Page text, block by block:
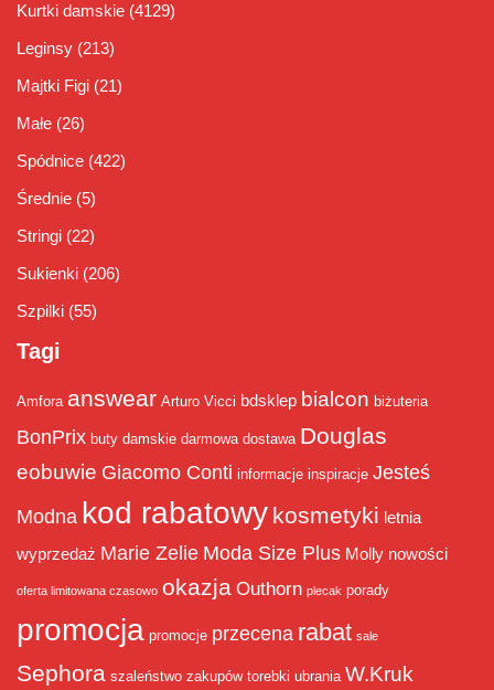
Kurtki damskie (4129)
Leginsy (213)
Majtki Figi (21)
Małe (26)
Spódnice (422)
Średnie (5)
Stringi (22)
Sukienki (206)
Szpilki (55)
Tagi
Amfora answear Arturo Vicci bdsklep bialcon biżuteria
BonPrix buty damskie darmowa dostawa Douglas
eobuwie Giacomo Conti informacje inspiracje Jesteś
Modna kod rabatowy kosmetyki letnia
wyprzedaż Marie Zelie Moda Size Plus Molly nowości
oferta limitowana czasowo okazja Outhorn plecak porady
promocja promocje przecena rabat sale
Sephora szaleństwo zakupów torebki ubrania W.Kruk